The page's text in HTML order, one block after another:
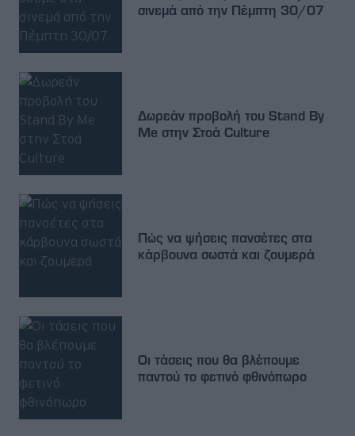
σινεμά από την Πέμπτη 30/07
Δωρεάν προβολή του Stand By
Me στην Στοά Culture
Πώς να ψήσεις πανσέτες στα
κάρβουνα σωστά και ζουμερά
Οι τάσεις που θα βλέπουμε
παντού το φετινό φθινόπωρο